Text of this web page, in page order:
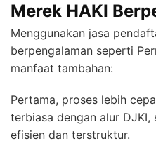
Merek HAKI
Menggunakan jasa
berpengalaman seperti
manfaat tambahan:
Pertama, proses lebih
terbiasa dengan alur
efisien dan terstruktur.